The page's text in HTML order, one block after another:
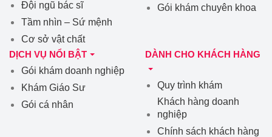
Đội ngũ bác sĩ
Tầm nhìn – Sứ mệnh
Cơ sở vật chất
Gói khám chuyên khoa
DỊCH VỤ NỔI BẬT
Gói khám doanh nghiệp
Khám Giáo Sư
Gói cá nhân
DÀNH CHO KHÁCH HÀNG
Quy trình khám
Khách hàng doanh
nghiệp
Chính sách khách hàng